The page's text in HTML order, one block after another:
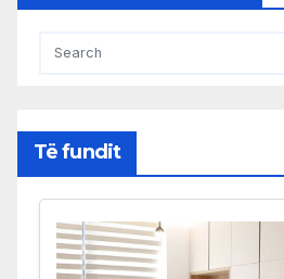
Të fundit